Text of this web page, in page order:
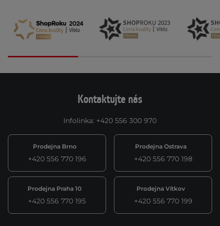
Kontaktujte nás
Infolinka: +420 556 300 970
Prodejna Brno
+420 556 770 196
Prodejna Ostrava
+420 556 770 198
Prodejna Praha 10
+420 556 770 195
Prodejna Vítkov
+420 556 770 199